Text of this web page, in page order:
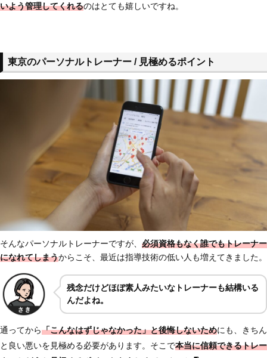
いよう管理してくれるのはとても嬉しいですね。
東京のパーソナルトレーナー / 見極めるポイント
そんなパーソナルトレーナーですが、 必須資格もなく誰でもトレーナー
になれてしまうからこそ、最近は指導技術の低い人も増えてきました。
残念だけどほぼ素人みたいなトレーナーも結構いる
んだよね。
通ってから「こんなはずじゃなかった」と後悔しないためにも、きちん
と良い悪いを見極める必要があります。そこで本当に信頼できるトレー